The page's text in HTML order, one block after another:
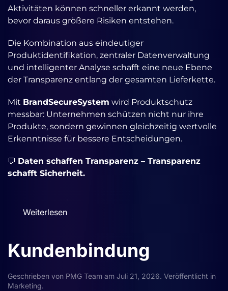
Aktivitäten können schneller erkannt werden,
bevor daraus größere Risiken entstehen.
Die Kombination aus eindeutiger
Produktidentifikation, zentraler Datenverwaltung
und intelligenter Analyse schafft eine neue Ebene
der Transparenz entlang der gesamten Lieferkette.
Mit BrandSecureSystem wird Produktschutz
messbar: Unternehmen schützen nicht nur ihre
Produkte, sondern gewinnen gleichzeitig wertvolle
Erkenntnisse für bessere Entscheidungen.
💬 Daten schaffen Transparenz – Transparenz
schafft Sicherheit.
Weiterlesen
Kundenbindung
Geschrieben von PMG Team am Juli 21, 2026. Veröffentlicht in
Marketing.